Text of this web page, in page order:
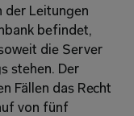
der Leitungen
befindet,
die Server
stehen. Der
Fällen das Recht
von fünf